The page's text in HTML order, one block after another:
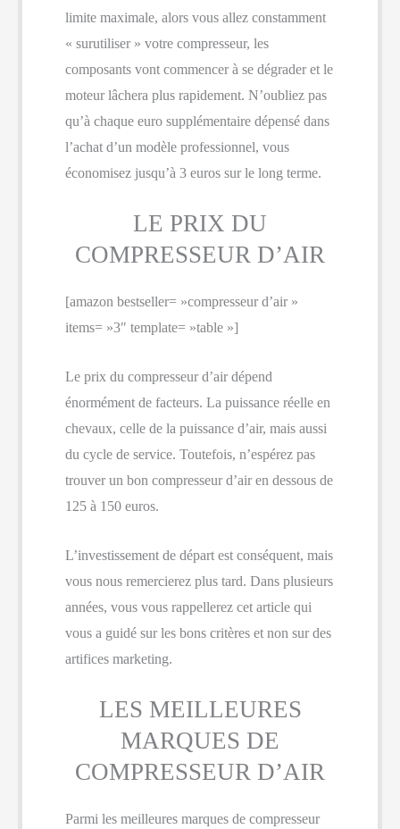
limite maximale, alors vous allez constamment
« surutiliser » votre compresseur, les
composants vont commencer à se dégrader et le
moteur lâchera plus rapidement. N’oubliez pas
qu’à chaque euro supplémentaire dépensé dans
l’achat d’un modèle professionnel, vous
économisez jusqu’à 3 euros sur le long terme.
LE PRIX DU
COMPRESSEUR D’AIR
[amazon bestseller= »compresseur d’air »
items= »3″ template= »table »]
Le prix du compresseur d’air dépend
énormément de facteurs. La puissance réelle en
chevaux, celle de la puissance d’air, mais aussi
du cycle de service. Toutefois, n’espérez pas
trouver un bon compresseur d’air en dessous de
125 à 150 euros.
L’investissement de départ est conséquent, mais
vous nous remercierez plus tard. Dans plusieurs
années, vous vous rappellerez cet article qui
vous a guidé sur les bons critères et non sur des
artifices marketing.
LES MEILLEURES
MARQUES DE
COMPRESSEUR D’AIR
Parmi les meilleures marques de compresseur